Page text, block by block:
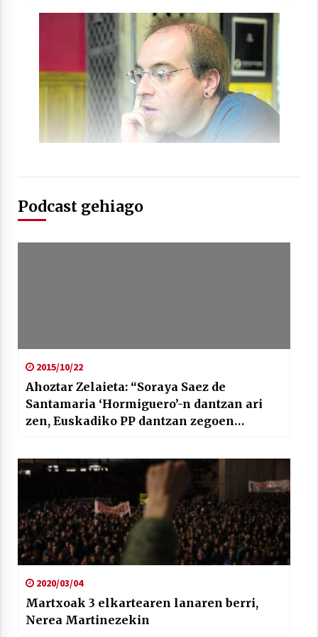
Arrosaren laburpen bideoa Hamaika
Telebistaren eskutik
2021/06/30
Podcast gehiago
2015/10/22
Ahoztar Zelaieta: “Soraya Saez de
Santamaria ‘Hormiguero’-n dantzan ari
zen, Euskadiko PP dantzan zegoen
2020/03/04
Martxoak 3 elkartearen lanaren berri,
Nerea Martinezekin